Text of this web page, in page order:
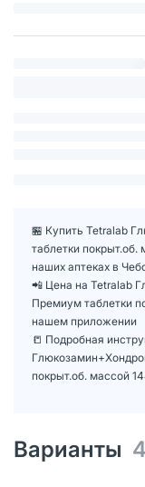
🏪 Купить Tetralab
таблетки
наших аптеках в
📲 Цена на Tetralab
Премиум таблетки
нашем приложении
📒 Подробная
покрыт.об. массой
Варианты